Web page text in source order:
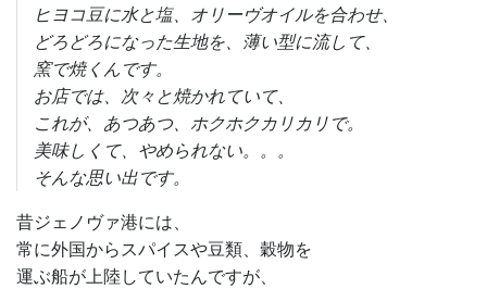
ヒヨコ豆に水と塩、オリーヴオイルを合わせ、
どろどろになった生地を、薄い型に流して、
窯で焼くんです。
お店では、次々と焼かれていて、
これが、あつあつ、ホクホクカリカリで。
美味しくて、やめられない。。。
そんな思い出です。
昔ジェノヴァ港には、
常に外国からスパイスや豆類、穀物を
運ぶ船が上陸していたんですが、